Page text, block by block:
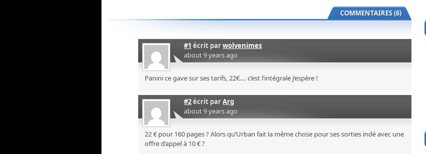
COMMENTAIRES (6)
#1 écrit parwolvenimes
about 9 years ago
Panini ce gave sur ses tarifs, 22€…. c’est l’intégrale j’espère !
#2écrit parArg
about 9 years ago
22 € pour 160 pages ? Alors qu’Urban fait la même chose pour ses sorties indé avec une
offre d’appel à 10 € ?